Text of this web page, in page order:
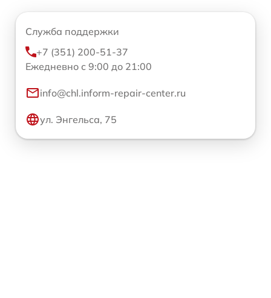
Служба поддержки
+7 (351) 200-51-37
Ежедневно с 9:00 до 21:00
info@chl.inform-repair-center.ru
ул. Энгельса, 75